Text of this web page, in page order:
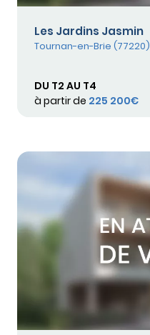
Les Jardins Jasmin
Tournan-en-Brie (77220)
DU T2 AU T4
à partir de 225 200€